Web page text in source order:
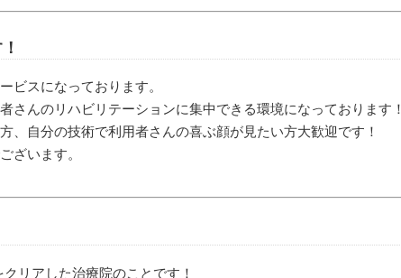
ビスになっております。
さんのリハビリテーションに集中できる環境になっております！
、自分の技術で利用者さんの喜ぶ顔が見たい方大歓迎です！
ざいます。
リアした治療院のことです！